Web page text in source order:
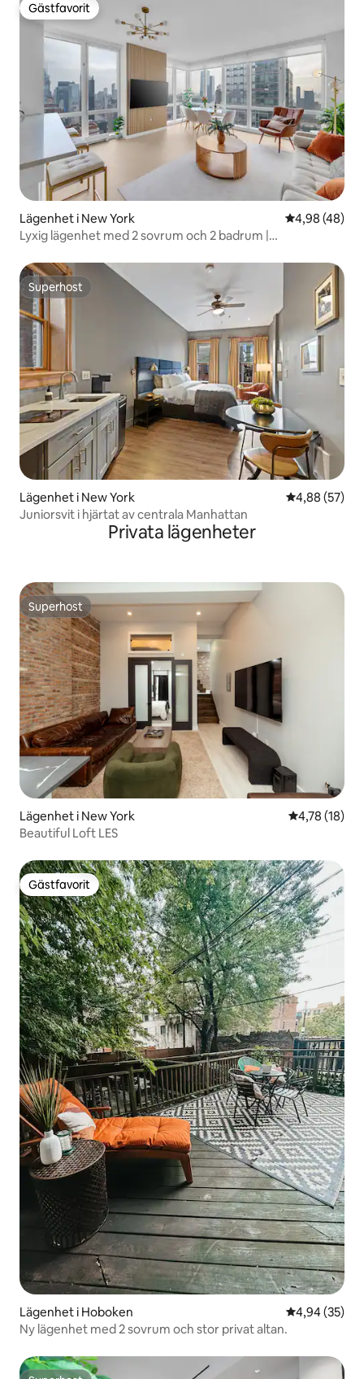
Gästfavorit
Gästfavorit
Lägenhet i New York 4,98 av 5 i
4,98 (48)
Lyxig lägenhet med 2 sovrum och 2 badrum |
Superhost
Superhost
Lägenhet i New York 4,88 av 5 i
4,88 (57)
Juniorsvit i hjärtat av centrala Manhattan
Privata lägenheter
Superhost
Superhost
Lägenhet i New York 4,78 av 5 i
4,78 (18)
Beautiful Loft LES
Gästfavorit
Gästfavorit
Lägenhet i Hoboken 4,94 av 5 i
4,94 (35)
Ny lägenhet med 2 sovrum och stor privat altan.